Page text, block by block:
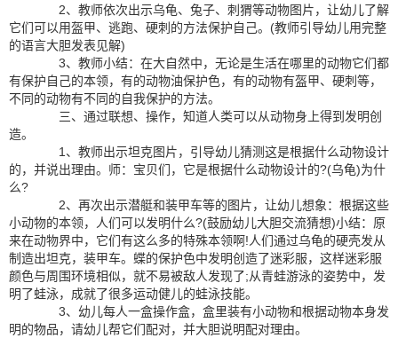
2、教师依次出示乌龟、兔子、刺猬等动物图片，让幼儿了解
它们可以用盔甲、逃跑、硬刺的方法保护自己。(教师引导幼儿用完整
的语言大胆发表见解)
3、教师小结：在大自然中，无论是生活在哪里的动物它们都
有保护自己的本领，有的动物油保护色，有的动物有盔甲、硬刺等，
不同的动物有不同的自我保护的方法。
三、通过联想、操作，知道人类可以从动物身上得到发明创
造。
1、教师出示坦克图片，引导幼儿猜测这是根据什么动物设计
的，并说出理由。师：宝贝们，它是根据什么动物设计的?(乌龟)为什
么?
2、再次出示潜艇和装甲车等的图片，让幼儿想象：根据这些
小动物的本领，人们可以发明什么?(鼓励幼儿大胆交流猜想)小结：原
来在动物界中，它们有这么多的特殊本领啊!人们通过乌龟的硬壳发从
制造出坦克，装甲车。蝶的保护色中发明创造了迷彩服，这样迷彩服
颜色与周围环境相似，就不易被敌人发现了;从青蛙游泳的姿势中，发
明了蛙泳，成就了很多运动健儿的蛙泳技能。
3、幼儿每人一盒操作盒，盒里装有小动物和根据动物本身发
明的物品，请幼儿帮它们配对，并大胆说明配对理由。